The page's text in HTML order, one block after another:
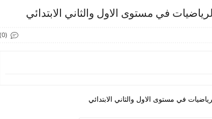
في مستوى الاول والثاني الابتدائي
(0)
في مستوى الاول والثاني الابتدائي